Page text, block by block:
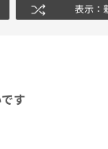
表示：
す